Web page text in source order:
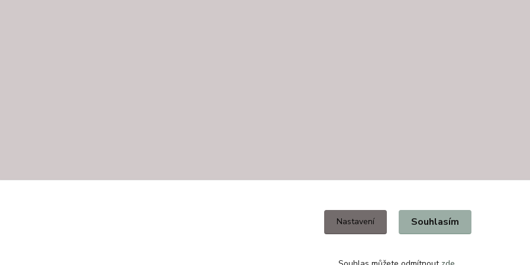
Nastavení Souhlasím